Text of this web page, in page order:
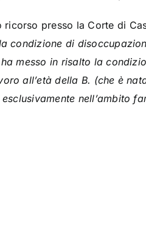
ricorso presso la Corte di
condizione di
messo in risalto la
all’età della B. (che è
nell’ambito